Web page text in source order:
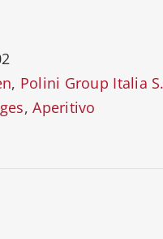
, Polini Group Italia
,Aperitivo